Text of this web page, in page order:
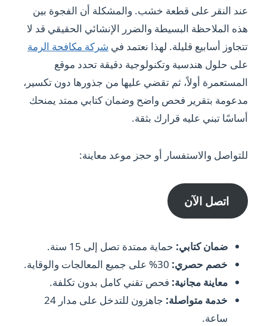
عند النقر على قطعة خشب. والمشكلة أن الفجوة بين
هذه الملاحظة البسيطة والضرر الإنشائي الحقيقي قد لا
تتجاوز أسابيع قليلة. لهذا نعتمد في شركة مكافحة الرمة
على حلول هندسية وتكنولوجية دقيقة تحدد موقع
المستعمرة أولاً، ثم تقضي عليها من جذورها دون تكسير،
مدعومة بتقرير فحص واضح وضمان كتابي ممتد يمنحك
أساسًا تبني عليه قرارك بثقة.
للتواصل والاستفسار أو حجز موعد معاينة:
اتصل الآن
ضمان كتابي: حماية ممتدة تصل إلى 15 سنة.
خصم حصري:
معاينة مجانية: فحص تقني كامل بدون تكلفة.
خدمة متواصلة:
جاهزون للتدخل على مدار 24
ساعة.